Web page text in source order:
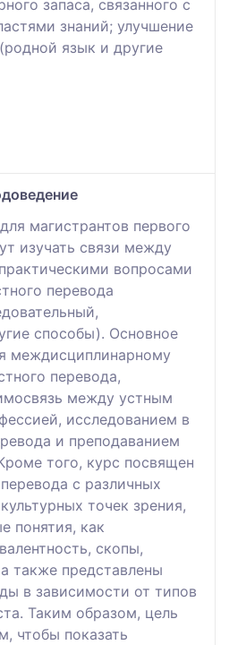
запаса, связанного с
знаний; улучшение
язык и другие
магистрантов первого
изучать связи между
вопросами
перевода
способы). Основное
междисциплинарному
перевода,
между устным
исследованием в
и преподаванием
того, курс посвящен
с различных
точек зрения,
понятия, как
скопы,
также представлены
в зависимости от типов
Таким образом, цель
чтобы показать